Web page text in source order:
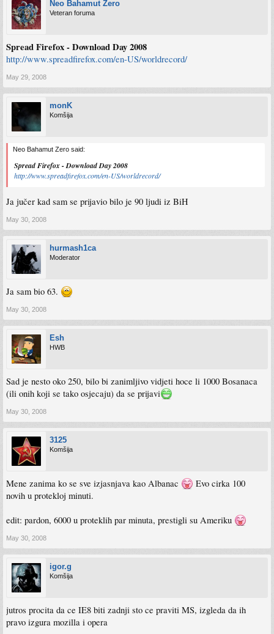
Neo Bahamut Zero
Veteran foruma
Spread Firefox - Download Day 2008
http://www.spreadfirefox.com/en-US/worldrecord/
May 29, 2008
monK
Komšija
Neo Bahamut Zero said:
Spread Firefox - Download Day 2008
http://www.spreadfirefox.com/en-US/worldrecord/
Ja jučer kad sam se prijavio bilo je 90 ljudi iz BiH
May 30, 2008
hurmash1ca
Moderator
Ja sam bio 63.
May 30, 2008
Esh
HWB
Sad je nesto oko 250, bilo bi zanimljivo vidjeti hoce li 1000 Bosanaca
(ili onih koji se tako osjecaju) da se prijavi
May 30, 2008
3125
Komšija
Mene zanima ko se sve izjasnjava kao Albanac
Evo cirka 100
novih u protekloj minuti.
edit: pardon, 6000 u proteklih par minuta, prestigli su Ameriku
May 30, 2008
igor.g
Komšija
jutros procita da ce IE8 biti zadnji sto ce praviti MS, izgleda da ih
pravo izgura mozilla i opera